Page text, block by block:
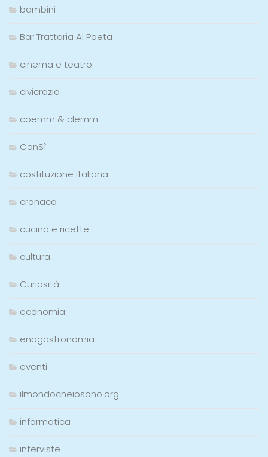
bambini
Bar Trattoria Al Poeta
cinema e teatro
civicrazia
coemm & clemm
ConSì
costituzione italiana
cronaca
cucina e ricette
cultura
Curiosità
economia
enogastronomia
eventi
ilmondocheiosono.org
informatica
interviste